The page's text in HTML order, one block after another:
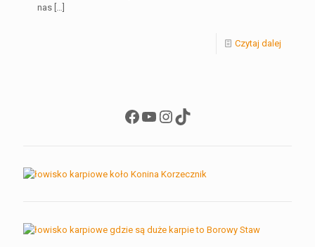
nas
Czytaj dalej
Facebook
YouTube
Instagram
TikTok